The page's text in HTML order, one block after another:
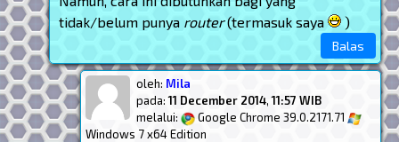
tidak/belum punya router(termasuk saya )
Balas
oleh: Mila
pada:11 December 2014,11:57 WIB
melalui:
Google Chrome 39.0.2171.71
Windows 7 x64 Edition